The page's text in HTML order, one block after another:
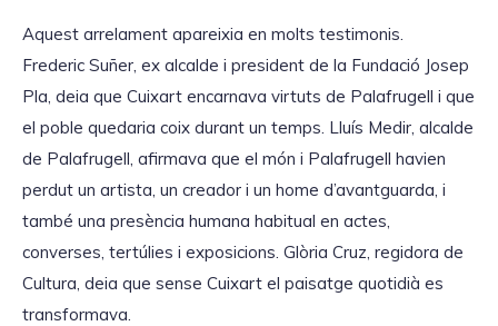
Aquest arrelament apareixia en molts testimonis.
Frederic Suñer, ex alcalde i president de la Fundació Josep
Pla, deia que Cuixart encarnava virtuts de Palafrugell i que
el poble quedaria coix durant un temps. Lluís Medir, alcalde
de Palafrugell, afirmava que el món i Palafrugell havien
perdut un artista, un creador i un home d’avantguarda, i
també una presència humana habitual en actes,
converses, tertúlies i exposicions. Glòria Cruz, regidora de
Cultura, deia que sense Cuixart el paisatge quotidià es
transformava.